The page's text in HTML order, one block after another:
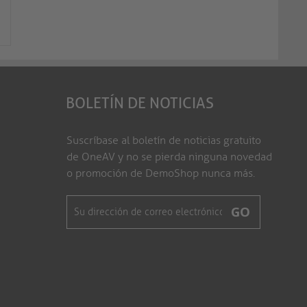
BOLETÍN DE NOTICIAS
Suscríbase al boletín de noticias gratuito
de OneAV y no se pierda ninguna novedad
o promoción de DemoShop nunca más.